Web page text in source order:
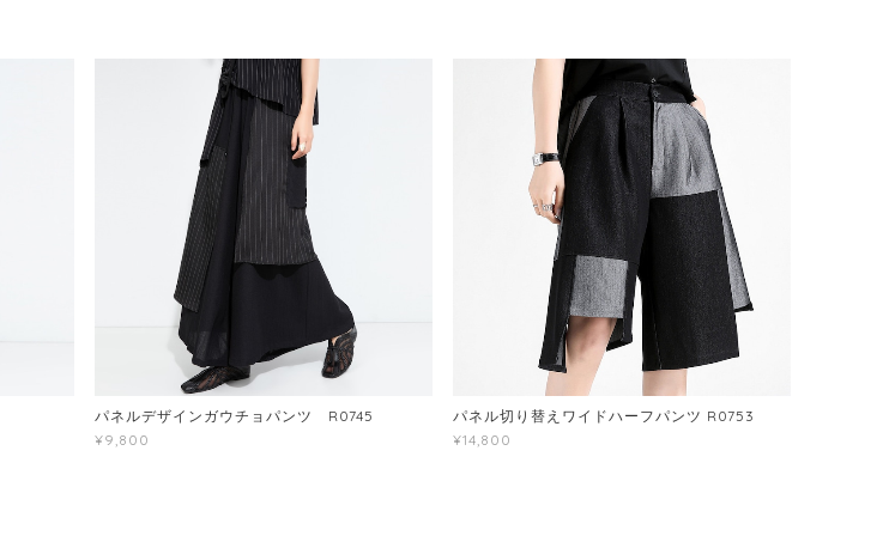
パネルデザインガウチョパンツ R0745
¥9,800
パネル切り替えワイドハーフパンツ R0753
¥14,800